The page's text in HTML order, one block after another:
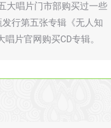
大唱片门市部购买过一些
行第五张专辑《无人知
片官网购买CD专辑。